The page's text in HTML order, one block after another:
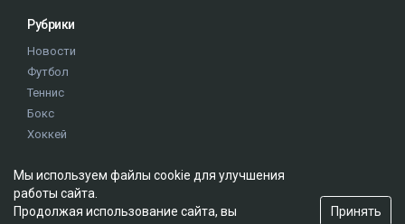
Рубрики
Новости
Футбол
Теннис
Бокс
Хоккей
Истории
Олимпиада
Мы используем файлы cookie для улучшения
работы сайта.
Продолжая использование сайта, вы
Принять